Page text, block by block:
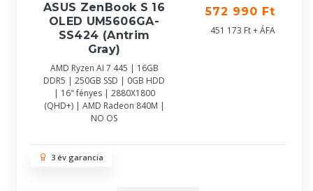
ASUS ZenBook S 16
OLED UM5606GA-
SS424 (Antrim
Gray)
AMD Ryzen AI 7 445 | 16GB
DDR5 | 250GB SSD | 0GB HDD
| 16" fényes | 2880X1800
(QHD+) | AMD Radeon 840M |
NO OS
572 990 Ft
451 173 Ft + ÁFA
3 év garancia